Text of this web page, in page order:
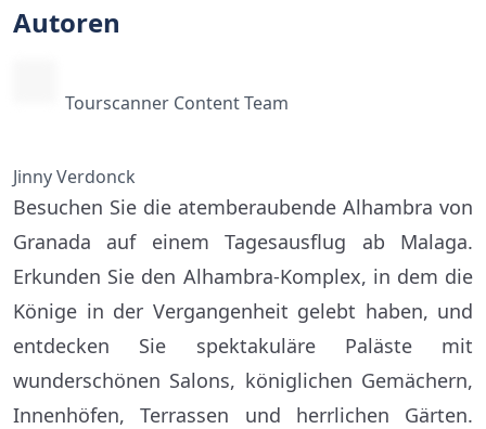
Autoren
Tourscanner Content Team
Jinny Verdonck
Besuchen Sie die atemberaubende Alhambra von
Granada auf einem Tagesausflug ab Malaga.
Erkunden Sie den Alhambra-Komplex, in dem die
Könige in der Vergangenheit gelebt haben, und
entdecken Sie spektakuläre Paläste mit
wunderschönen Salons, königlichen Gemächern,
Innenhöfen, Terrassen und herrlichen Gärten.